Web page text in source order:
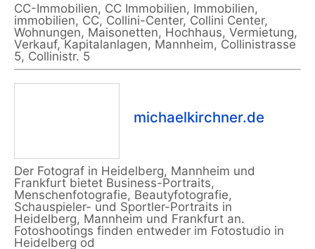
CC-Immobilien, CC Immobilien, Immobilien,
immobilien, CC, Collini-Center, Collini Center,
Wohnungen, Maisonetten, Hochhaus, Vermietung,
Verkauf, Kapitalanlagen, Mannheim, Collinistrasse
5, Collinistr. 5
michaelkirchner.de
Der Fotograf in Heidelberg, Mannheim und
Frankfurt bietet Business-Portraits,
Menschenfotografie, Beautyfotografie,
Schauspieler- und Sportler-Portraits in
Heidelberg, Mannheim und Frankfurt an.
Fotoshootings finden entweder im Fotostudio in
Heidelberg od